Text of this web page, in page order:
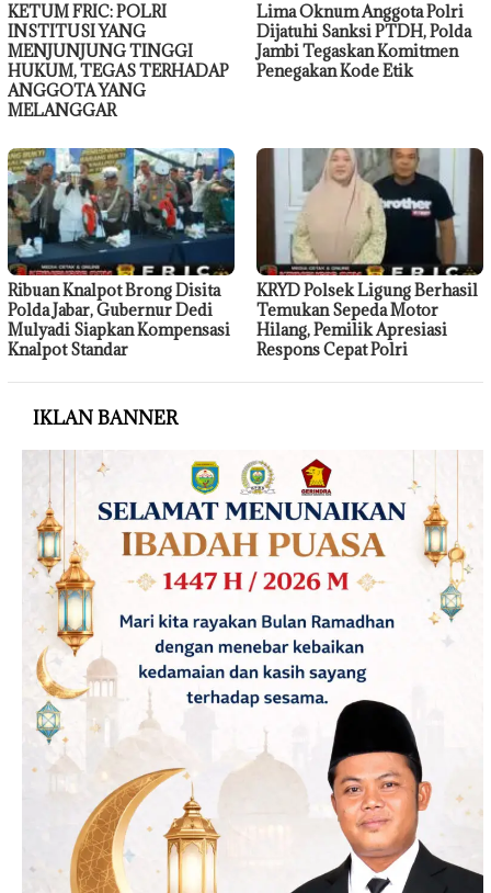
KETUM FRIC: POLRI
INSTITUSI YANG
MENJUNJUNG TINGGI
HUKUM, TEGAS TERHADAP
ANGGOTA YANG
MELANGGAR
Lima Oknum Anggota Polri
Dijatuhi Sanksi PTDH, Polda
Jambi Tegaskan Komitmen
Penegakan Kode Etik
Ribuan Knalpot Brong Disita
Polda Jabar, Gubernur Dedi
Mulyadi Siapkan Kompensasi
Knalpot Standar
KRYD Polsek Ligung Berhasil
Temukan Sepeda Motor
Hilang, Pemilik Apresiasi
Respons Cepat Polri
IKLAN BANNER